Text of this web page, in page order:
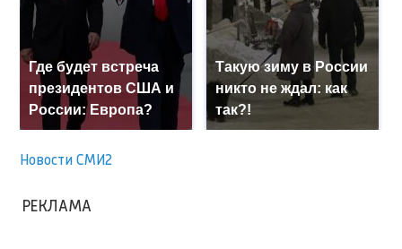
Где будет встреча
президентов США и
России: Европа?
Такую зиму в России
никто не ждал: как
так?!
Новости СМИ2
РЕКЛАМА